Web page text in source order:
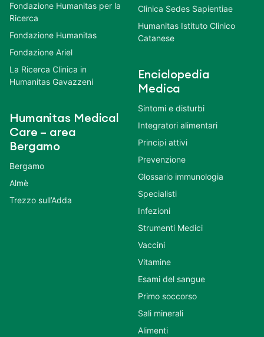
Fondazione Humanitas per la
Ricerca
Fondazione Humanitas
Fondazione Ariel
La Ricerca Clinica in
Humanitas Gavazzeni
Humanitas Medical
Care – area
Bergamo
Bergamo
Almè
Trezzo sull’Adda
Clinica Sedes Sapientiae
Humanitas Istituto Clinico
Catanese
Enciclopedia
Medica
Sintomi e disturbi
Integratori alimentari
Principi attivi
Prevenzione
Glossario immunologia
Specialisti
Infezioni
Strumenti Medici
Vaccini
Vitamine
Esami del sangue
Primo soccorso
Sali minerali
Alimenti